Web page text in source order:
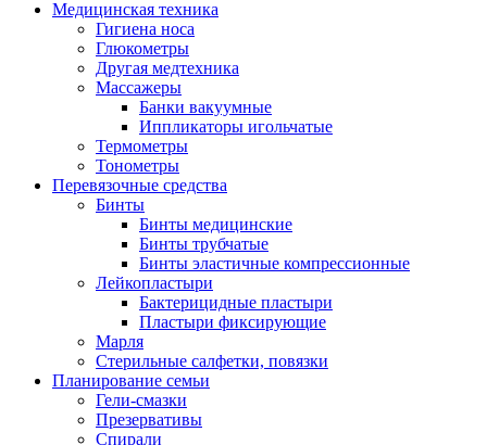
Медицинская техника
Гигиена носа
Глюкометры
Другая медтехника
Массажеры
Банки вакуумные
Иппликаторы игольчатые
Термометры
Тонометры
Перевязочные средства
Бинты
Бинты медицинские
Бинты трубчатые
Бинты эластичные компрессионные
Лейкопластыри
Бактерицидные пластыри
Пластыри фиксирующие
Марля
Стерильные салфетки, повязки
Планирование семьи
Гели-смазки
Презервативы
Спирали